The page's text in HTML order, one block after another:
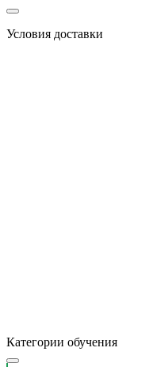
Условия доставки
Категории обучения